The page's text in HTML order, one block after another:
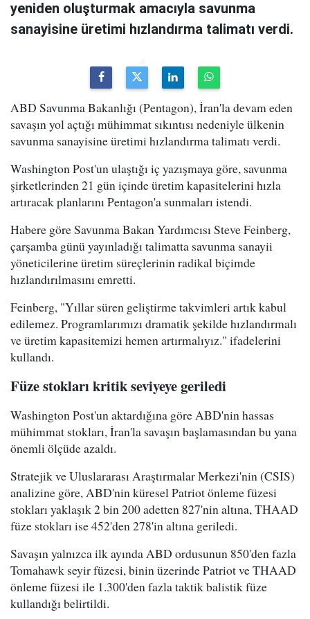
yeniden oluşturmak amacıyla savunma
sanayisine üretimi hızlandırma talimatı verdi.
ABD Savunma Bakanlığı (Pentagon), İran'la devam eden
savaşın yol açtığı mühimmat sıkıntısı nedeniyle ülkenin
savunma sanayisine üretimi hızlandırma talimatı verdi.
Washington Post'un ulaştığı iç yazışmaya göre, savunma
şirketlerinden 21 gün içinde üretim kapasitelerini hızla
artıracak planlarını Pentagon'a sunmaları istendi.
Habere göre Savunma Bakan Yardımcısı Steve Feinberg,
çarşamba günü yayınladığı talimatta savunma sanayii
yöneticilerine üretim süreçlerinin radikal biçimde
hızlandırılmasını emretti.
Feinberg, "Yıllar süren geliştirme takvimleri artık kabul
edilemez. Programlarımızı dramatik şekilde hızlandırmalı
ve üretim kapasitemizi hemen artırmalıyız." ifadelerini
kullandı.
Füze stokları kritik seviyeye geriledi
Washington Post'un aktardığına göre ABD'nin hassas
mühimmat stokları, İran'la savaşın başlamasından bu yana
önemli ölçüde azaldı.
Stratejik ve Uluslararası Araştırmalar Merkezi'nin (CSIS)
analizine göre, ABD'nin küresel Patriot önleme füzesi
stokları yaklaşık 2 bin 200 adetten 827'nin altına, THAAD
füze stokları ise 452'den 278'in altına geriledi.
Savaşın yalnızca ilk ayında ABD ordusunun 850'den fazla
Tomahawk seyir füzesi, binin üzerinde Patriot ve THAAD
önleme füzesi ile 1.300'den fazla taktik balistik füze
kullandığı belirtildi.